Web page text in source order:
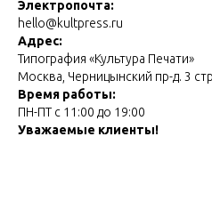
Электропочта:
hello@kultpress.ru
Адрес:
Типография «Культура Печати»
Москва, Черницынский пр-д. 3
Время работы:
ПН-ПТ с 11:00 до 19:00
Уважаемые клиенты!